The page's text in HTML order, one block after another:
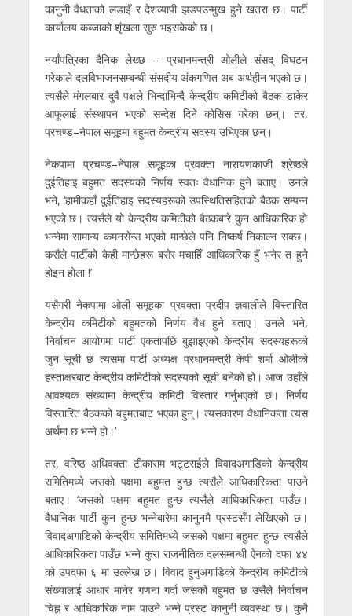
कानुनी वैधताको लडाइँ र देशव्यापी झडपउन्मुख हुने खतरा छ। पार्टी
कार्यालय कब्जाको शृंखला सुरु भइसकेको छ।
नयाँपत्रिका दैनिक लेख्छ – प्रधानमन्त्री ओलीले संसद् विघटन
गरेकाले दलविभाजनसम्बन्धी संसदीय अंकगणित अब अर्थहीन भएको छ।
त्यसैले मंगलबार दुवै पक्षले भिन्दाभिन्दै केन्द्रीय कमिटीको बैठक डाकेर
आफूलाई संस्थापन भएको सन्देश दिने कोसिस गरेका छन्। तर,
प्रचण्ड–नेपाल समूहमा बहुमत केन्द्रीय सदस्य उभिएका छन्।
नेकपामा प्रचण्ड–नेपाल समूहका प्रवक्ता नारायणकाजी श्रेष्ठले
दुईतिहाइ बहुमत सदस्यको निर्णय स्वतः वैधानिक हुने बताए। उनले
भने, ‘हामीकहाँ दुईतिहाइ सदस्यहरूको उपस्थितिसहितको बैठक सम्पन्न
भएको छ। त्यसैले यो केन्द्रीय कमिटीको बैठकबारे कुन आधिकारिक हो
भन्नेमा सामान्य कमनसेन्स भएको मान्छेले पनि निष्कर्ष निकाल्न सक्छ।
कसैले पार्टीको केही मान्छेहरू बसेर मचाहिँ आधिकारिक हुँ भनेर त हुने
होइन होला !’
यसैगरी नेकपामा ओली समूहका प्रवक्ता प्रदीप ज्ञवालीले विस्तारित
केन्द्रीय कमिटीको बहुमतको निर्णय वैध हुने बताए। उनले भने,
‘निर्वाचन आयोगमा पार्टी एकतापछि बुझाइएको केन्द्रीय सदस्यहरूको
जुन सूची छ त्यसमा पार्टी अध्यक्ष प्रधानमन्त्री केपी शर्मा ओलीको
हस्ताक्षरबाट केन्द्रीय कमिटीको सदस्यको सूची बनेको हो। आज उहाँले
आवश्यक संख्यामा केन्द्रीय कमिटी विस्तार गर्नुभएको छ। निर्णय
विस्तारित बैठकको बहुमतबाट भएका हुन्। त्यसकारण वैधानिकता त्यस
अर्थमा छ भन्ने हो।’
तर, वरिष्ठ अधिवक्ता टीकाराम भट्टराईले विवादअगाडिको केन्द्रीय
समितिमध्ये जसको पक्षमा बहुमत हुन्छ त्यसैले आधिकारिकता पाउने
बताए। ‘जसको पक्षमा बहुमत हुन्छ त्यसैले आधिकारिकता पाउँछ।
वैधानिक पार्टी कुन हुन्छ भन्नेबारेमा कानुनमै प्रस्टसँग लेखिएको छ।
विवादअगाडिको केन्द्रीय समितिमध्ये जसको पक्षमा बहुमत हुन्छ त्यसैले
आधिकारिकता पाउँछ भन्ने कुरा राजनीतिक दलसम्बन्धी ऐनको दफा ४४
को उपदफा ६ मा उल्लेख छ। विवाद हुनुअगाडिको केन्द्रीय कमिटीको
संख्यालाई आधार मानेर गणना गर्दा जसको बहुमत छ उसैले निर्वाचन
चिह्न र आधिकारिक नाम पाउने भन्ने प्रस्ट कानुनी व्यवस्था छ। कुनै